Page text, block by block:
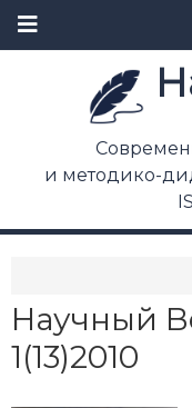
и методико-
Научный
1(13)2010